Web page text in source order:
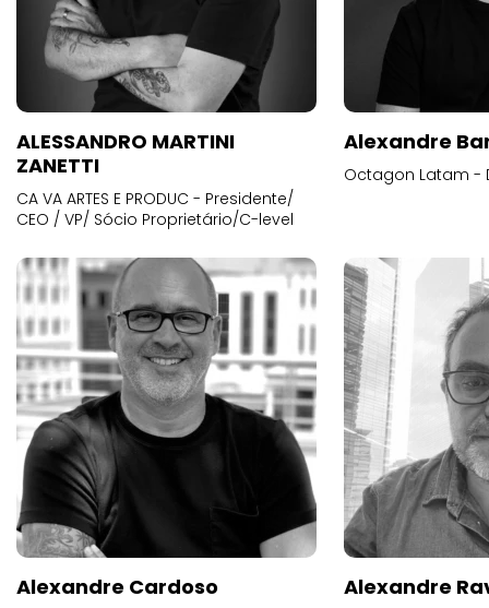
ALESSANDRO MARTINI
ZANETTI
CA VA ARTES E PRODUC - Presidente/
CEO / VP/ Sócio Proprietário/C-level
Alexandre
Octagon Latam -
Alexandre Cardoso Alexandre